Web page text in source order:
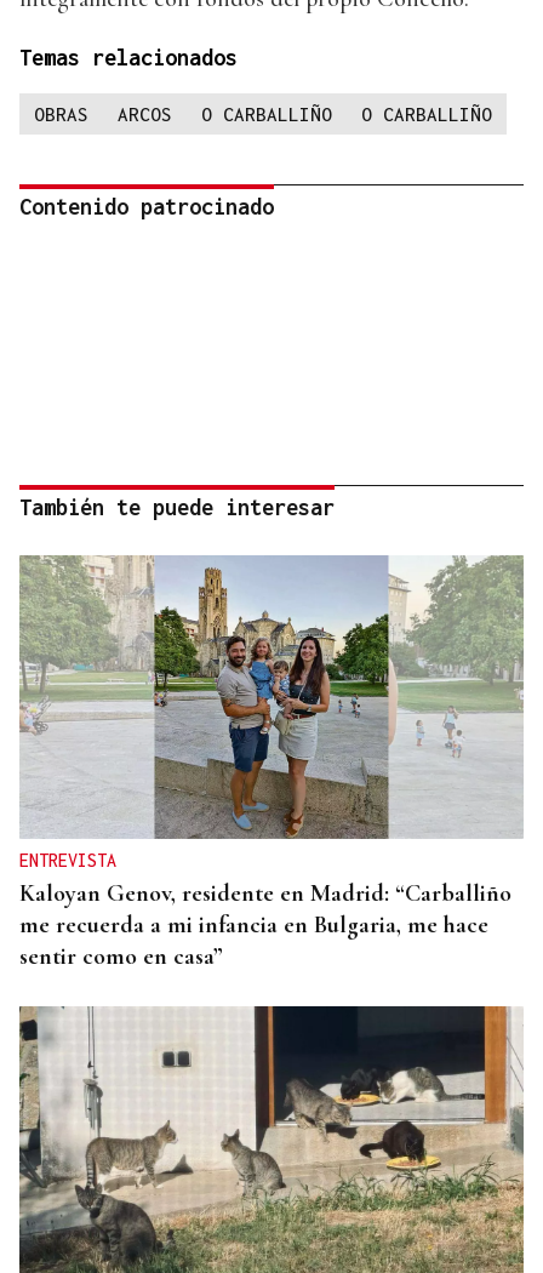
Temas relacionados
OBRAS ARCOS O CARBALLIÑO O CARBALLIÑO
Contenido patrocinado
También te puede interesar
ENTREVISTA
Kaloyan Genov, residente en Madrid: “Carballiño
me recuerda a mi infancia en Bulgaria, me hace
sentir como en casa”